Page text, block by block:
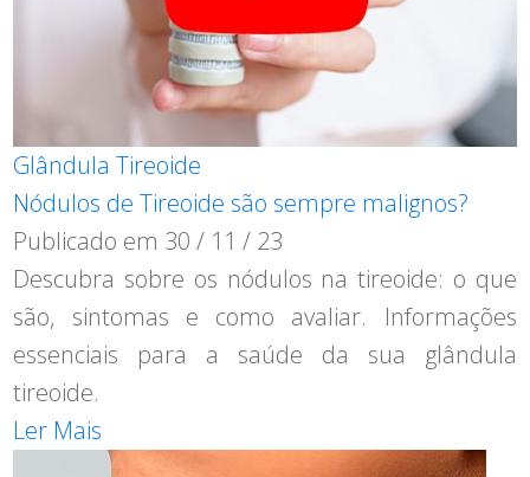
Glândula Tireoide
Nódulos de Tireoide são sempre malignos?
Publicado em 30 / 11 / 23
Descubra sobre os nódulos na tireoide: o que
são, sintomas e como avaliar. Informações
essenciais para a saúde da sua glândula
tireoide.
Ler Mais